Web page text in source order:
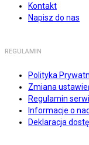
Kontakt
Napisz do nas
REGULAMIN
Polityka
Zmiana
Regulamin
Informacje o
Deklaracja